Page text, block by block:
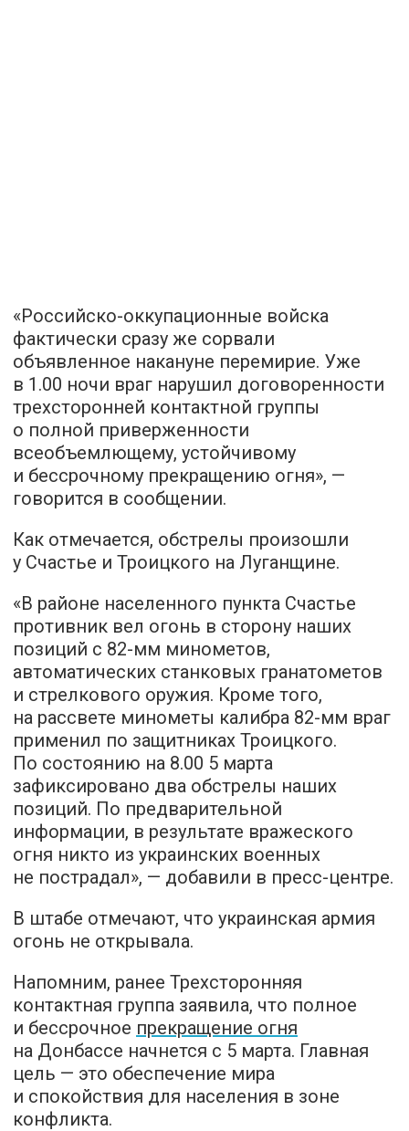
«Российско-оккупационные войска
фактически сразу же сорвали
объявленное накануне перемирие. Уже
в 1.00 ночи враг нарушил договоренности
трехсторонней контактной группы
о полной приверженности
всеобъемлющему, устойчивому
и бессрочному прекращению огня», —
говорится в сообщении.
Как отмечается, обстрелы произошли
у Счастье и Троицкого на Луганщине.
«В районе населенного пункта Счастье
противник вел огонь в сторону наших
позиций с 82-мм минометов,
автоматических станковых гранатометов
и стрелкового оружия. Кроме того,
на рассвете минометы калибра 82-мм враг
применил по защитниках Троицкого.
По состоянию на 8.00 5 марта
зафиксировано два обстрелы наших
позиций. По предварительной
информации, в результате вражеского
огня никто из украинских военных
не пострадал», — добавили в пресс-центре.
В штабе отмечают, что украинская армия
огонь не открывала.
Напомним, ранее Трехсторонняя
контактная группа заявила, что полное
и бессрочное прекращение огня
на Донбассе начнется с 5 марта. Главная
цель — это обеспечение мира
и спокойствия для населения в зоне
конфликта.